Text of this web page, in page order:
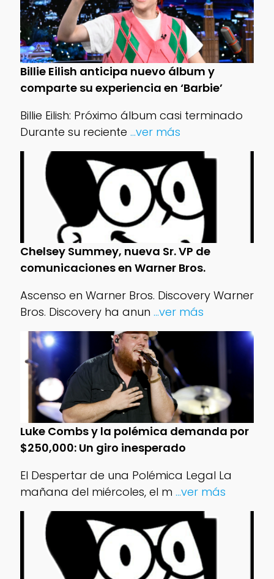
Billie Eilish anticipa nuevo álbum y
comparte su experiencia en ‘Barbie’
Billie Eilish: Próximo álbum casi terminado
Durante su reciente ...ver más
Chelsey Summey, nueva Sr. VP de
comunicaciones en Warner Bros.
Ascenso en Warner Bros. Discovery Warner
Bros. Discovery ha anun ...ver más
Luke Combs y la polémica demanda por
$250,000: Un giro inesperado
El Despertar de una Polémica Legal La
mañana del miércoles, el m ...ver más